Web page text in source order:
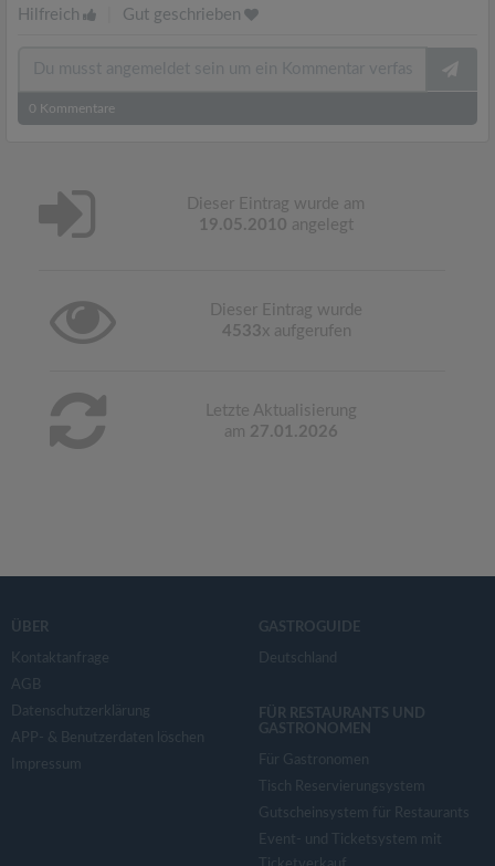
Hilfreich Gut geschrieben
0 Kommentare
Dieser Eintrag wurde am
19.05.2010 angelegt
Dieser Eintrag wurde
4533x aufgerufen
Letzte Aktualisierung
am 27.01.2026
ÜBER
Kontaktanfrage
AGB
Datenschutzerklärung
APP- & Benutzerdaten löschen
Impressum
GASTROGUIDE
Deutschland
FÜR RESTAURANTS UND
GASTRONOMEN
Für Gastronomen
Tisch Reservierungsystem
Gutscheinsystem für Restaurants
Event- und Ticketsystem mit